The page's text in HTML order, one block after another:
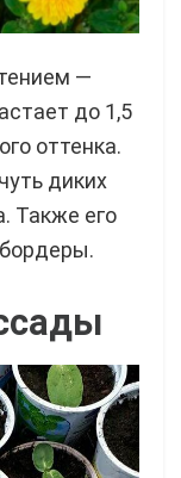
—
до 1,5
оттенка.
диких
Также его